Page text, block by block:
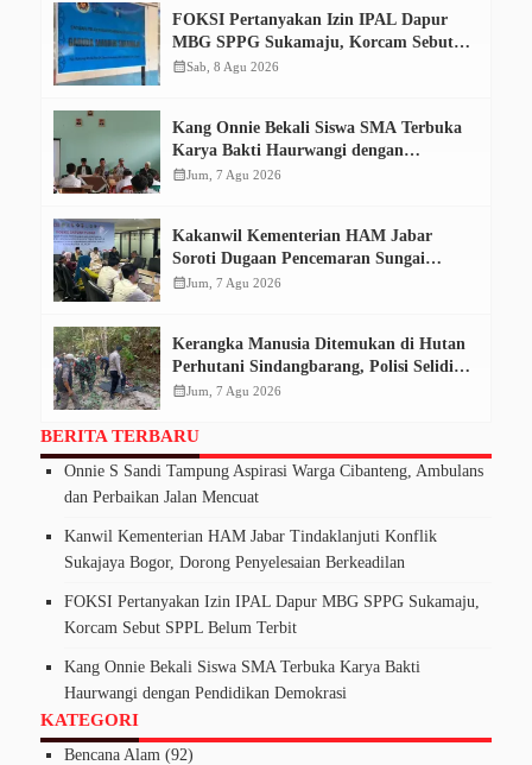
FOKSI Pertanyakan Izin IPAL Dapur
MBG SPPG Sukamaju, Korcam Sebut
SPPL Belum Terbit
calendar_monthSab, 8 Agu 2026
Kang Onnie Bekali Siswa SMA Terbuka
Karya Bakti Haurwangi dengan
Pendidikan Demokrasi
calendar_monthJum, 7 Agu 2026
Kakanwil Kementerian HAM Jabar
Soroti Dugaan Pencemaran Sungai
Cikeas, Dinilai Ancam Hak Masyarakat
calendar_monthJum, 7 Agu 2026
Kerangka Manusia Ditemukan di Hutan
Perhutani Sindangbarang, Polisi Selidiki
Identitas Korban
calendar_monthJum, 7 Agu 2026
BERITA TERBARU
Onnie S Sandi Tampung Aspirasi Warga Cibanteng, Ambulans
dan Perbaikan Jalan Mencuat
Kanwil Kementerian HAM Jabar Tindaklanjuti Konflik
Sukajaya Bogor, Dorong Penyelesaian Berkeadilan
FOKSI Pertanyakan Izin IPAL Dapur MBG SPPG Sukamaju,
Korcam Sebut SPPL Belum Terbit
Kang Onnie Bekali Siswa SMA Terbuka Karya Bakti
Haurwangi dengan Pendidikan Demokrasi
KATEGORI
Bencana Alam (92)